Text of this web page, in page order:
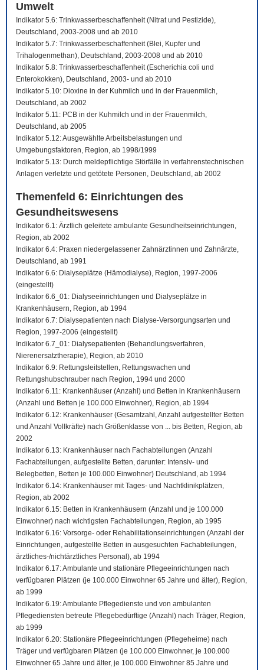
Umwelt
Indikator 5.6: Trinkwasserbeschaffenheit (Nitrat und Pestizide),
Deutschland, 2003-2008 und ab 2010
Indikator 5.7: Trinkwasserbeschaffenheit (Blei, Kupfer und
Trihalogenmethan), Deutschland, 2003-2008 und ab 2010
Indikator 5.8: Trinkwasserbeschaffenheit (Escherichia coli und
Enterokokken), Deutschland, 2003- und ab 2010
Indikator 5.10: Dioxine in der Kuhmilch und in der Frauenmilch,
Deutschland, ab 2002
Indikator 5.11: PCB in der Kuhmilch und in der Frauenmilch,
Deutschland, ab 2005
Indikator 5.12: Ausgewählte Arbeitsbelastungen und
Umgebungsfaktoren, Region, ab 1998/1999
Indikator 5.13: Durch meldepflichtige Störfälle in verfahrenstechnischen
Anlagen verletzte und getötete Personen, Deutschland, ab 2002
Themenfeld 6: Einrichtungen des
Gesundheitswesens
Indikator 6.1: Ärztlich geleitete ambulante Gesundheitseinrichtungen,
Region, ab 2002
Indikator 6.4: Praxen niedergelassener Zahnärztinnen und Zahnärzte,
Deutschland, ab 1991
Indikator 6.6: Dialyseplätze (Hämodialyse), Region, 1997-2006
(eingestellt)
Indikator 6.6_01: Dialyseeinrichtungen und Dialyseplätze in
Krankenhäusern, Region, ab 1994
Indikator 6.7: Dialysepatienten nach Dialyse-Versorgungsarten und
Region, 1997-2006 (eingestellt)
Indikator 6.7_01: Dialysepatienten (Behandlungsverfahren,
Nierenersatztherapie), Region, ab 2010
Indikator 6.9: Rettungsleitstellen, Rettungswachen und
Rettungshubschrauber nach Region, 1994 und 2000
Indikator 6.11: Krankenhäuser (Anzahl) und Betten in Krankenhäusern
(Anzahl und Betten je 100.000 Einwohner), Region, ab 1994
Indikator 6.12: Krankenhäuser (Gesamtzahl, Anzahl aufgestellter Betten
und Anzahl Vollkräfte) nach Größenklasse von ... bis Betten, Region, ab
2002
Indikator 6.13: Krankenhäuser nach Fachabteilungen (Anzahl
Fachabteilungen, aufgestellte Betten, darunter: Intensiv- und
Belegbetten, Betten je 100.000 Einwohner) Deutschland, ab 1994
Indikator 6.14: Krankenhäuser mit Tages- und Nachtklinikplätzen,
Region, ab 2002
Indikator 6.15: Betten in Krankenhäusern (Anzahl und je 100.000
Einwohner) nach wichtigsten Fachabteilungen, Region, ab 1995
Indikator 6.16: Vorsorge- oder Rehabilitationseinrichtungen (Anzahl der
Einrichtungen, aufgestellte Betten in ausgesuchten Fachabteilungen,
ärztliches-/nichtärztliches Personal), ab 1994
Indikator 6.17: Ambulante und stationäre Pflegeeinrichtungen nach
verfügbaren Plätzen (je 100.000 Einwohner 65 Jahre und älter), Region,
ab 1999
Indikator 6.19: Ambulante Pflegedienste und von ambulanten
Pflegediensten betreute Pflegebedürftige (Anzahl) nach Träger, Region,
ab 1999
Indikator 6.20: Stationäre Pflegeeinrichtungen (Pflegeheime) nach
Träger und verfügbaren Plätzen (je 100.000 Einwohner, je 100.000
Einwohner 65 Jahre und älter, je 100.000 Einwohner 85 Jahre und